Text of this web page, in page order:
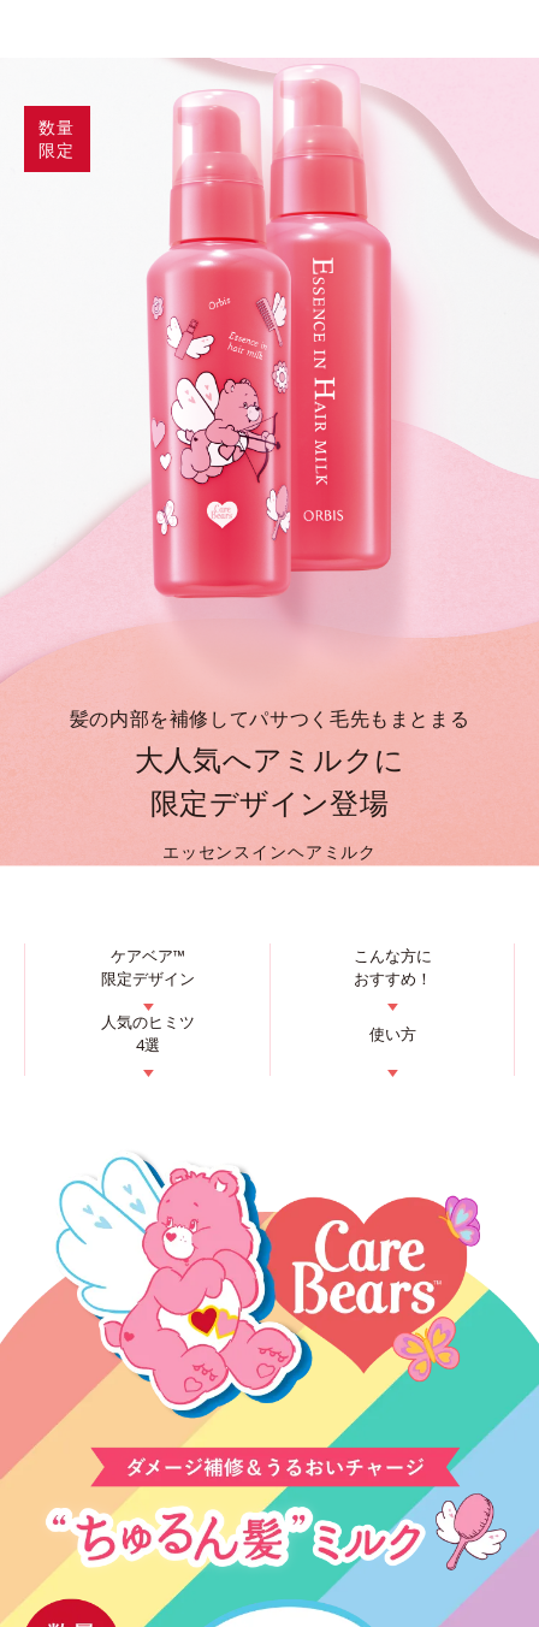
数量
限定
髪の内部を補修してパサつく毛先もまとまる
大人気へアミルクに
限定デザイン登場
エッセンスインヘアミルク
ケアベア™
限定デザイン
▼
こんな方に
おすすめ！
▼
人気のヒミツ
4選
▼
使い方
▼